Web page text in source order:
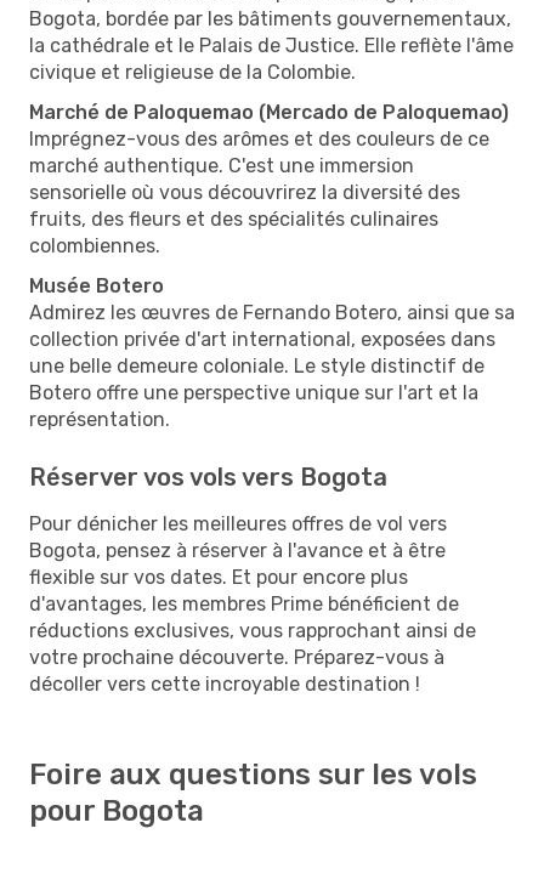
Bogota, bordée par les bâtiments gouvernementaux,
la cathédrale et le Palais de Justice. Elle reflète l'âme
civique et religieuse de la Colombie.
Marché de Paloquemao (Mercado de Paloquemao)
Imprégnez-vous des arômes et des couleurs de ce
marché authentique. C'est une immersion
sensorielle où vous découvrirez la diversité des
fruits, des fleurs et des spécialités culinaires
colombiennes.
Musée Botero
Admirez les œuvres de Fernando Botero, ainsi que sa
collection privée d'art international, exposées dans
une belle demeure coloniale. Le style distinctif de
Botero offre une perspective unique sur l'art et la
représentation.
Réserver vos vols vers Bogota
Pour dénicher les meilleures offres de vol vers
Bogota, pensez à réserver à l'avance et à être
flexible sur vos dates. Et pour encore plus
d'avantages, les membres Prime bénéficient de
réductions exclusives, vous rapprochant ainsi de
votre prochaine découverte. Préparez-vous à
décoller vers cette incroyable destination !
Foire aux questions sur les vols
pour Bogota